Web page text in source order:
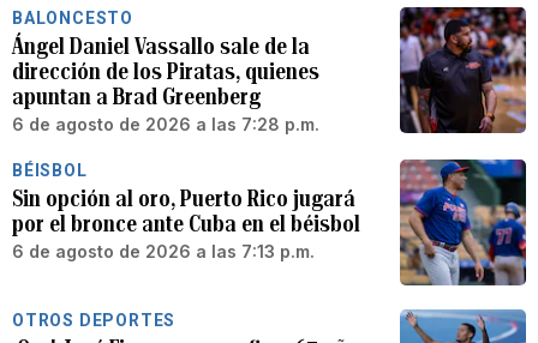
BALONCESTO
Ángel Daniel Vassallo sale de la
dirección de los Piratas, quienes
apuntan a Brad Greenberg
6 de agosto de 2026 a las 7:28 p.m.
BÉISBOL
Sin opción al oro, Puerto Rico jugará
por el bronce ante Cuba en el béisbol
6 de agosto de 2026 a las 7:13 p.m.
OTROS DEPORTES